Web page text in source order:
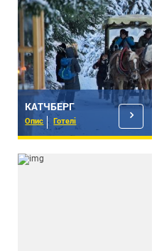
КАТЧБЕРГ
Опис Готелі